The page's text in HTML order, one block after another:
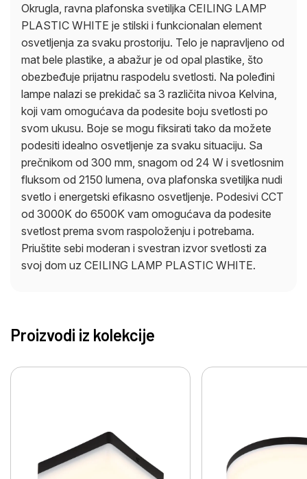
Okrugla, ravna plafonska svetiljka CEILING LAMP
PLASTIC WHITE je stilski i funkcionalan element
osvetljenja za svaku prostoriju. Telo je napravljeno od
mat bele plastike, a abažur je od opal plastike, što
obezbeđuje prijatnu raspodelu svetlosti. Na poleđini
lampe nalazi se prekidač sa 3 različita nivoa Kelvina,
koji vam omogućava da podesite boju svetlosti po
svom ukusu. Boje se mogu fiksirati tako da možete
podesiti idealno osvetljenje za svaku situaciju. Sa
prečnikom od 300 mm, snagom od 24 W i svetlosnim
fluksom od 2150 lumena, ova plafonska svetiljka nudi
svetlo i energetski efikasno osvetljenje. Podesivi CCT
od 3000K do 6500K vam omogućava da podesite
svetlost prema svom raspoloženju i potrebama.
Priuštite sebi moderan i svestran izvor svetlosti za
svoj dom uz CEILING LAMP PLASTIC WHITE.
Proizvodi iz kolekcije